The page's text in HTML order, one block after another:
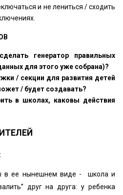
и не лениться / сходить
генератор правильных
для этого уже собрана)?
/ секции для развития детей
/ будет создавать?
в школах, каковы действия
в ее нынешнем виде - школа и
друг на друга: у ребенка